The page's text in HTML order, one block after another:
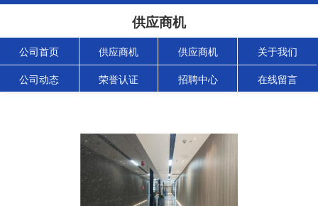
供应商机
公司首页 供应商机 供应商机 关于我们
公司动态 荣誉认证 招聘中心 在线留言